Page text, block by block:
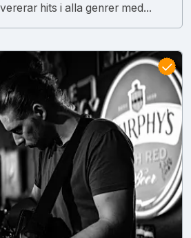
hits i alla genrer med...